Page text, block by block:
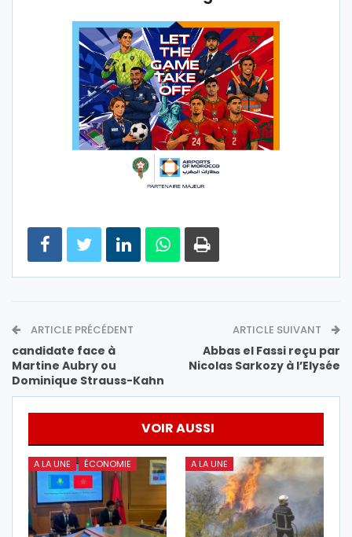
ARTICLE PRÉCÉDENT
candidate face à
Martine Aubry ou
Dominique Strauss-Kahn
ARTICLE SUIVANT
Abbas el Fassi reçu par
Nicolas Sarkozy à l’Elysée
VOIR AUSSI
A LA UNE ÉCONOMIE A LA UNE